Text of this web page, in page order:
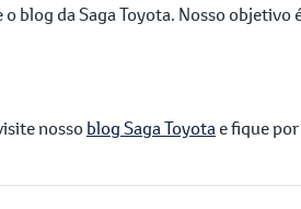
blog da Saga Toyota. Nosso
nosso blog Saga Toyotae fique